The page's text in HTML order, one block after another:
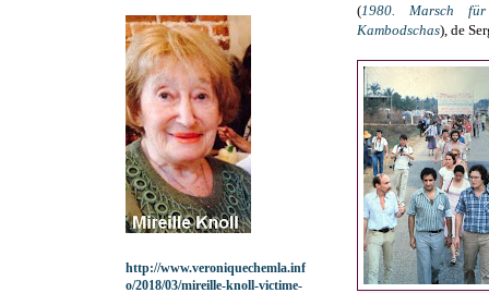
(1980. Marsch
Kambodschas), de
http://www.veroniquechemla.inf
o/2018/03/mireille-knoll-victime-